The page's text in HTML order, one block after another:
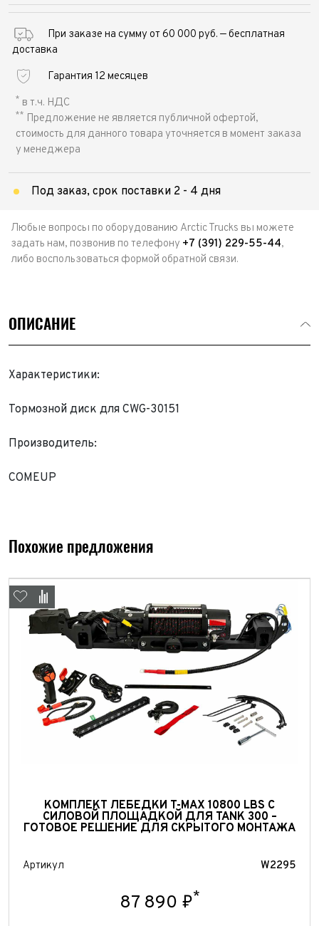
При заказе на сумму от 60 000 руб. — бесплатная
доставка
Гарантия 12 месяцев
* в т.ч. НДС
** Предложение не является публичной офертой,
стоимость для данного товара уточняется в момент заказа
у менеджера
Под заказ, срок поставки 2 - 4 дня
Любые вопросы по оборудованию Arctic Trucks вы можете
задать нам, позвонив по телефону +7 (391) 229-55-44,
либо воспользоваться формой обратной связи.
ОПИСАНИЕ
Характеристики:
Тормозной диск для CWG-30151
Производитель:
COMEUP
Похожие предложения
КОМПЛЕКТ ЛЕБЕДКИ T-MAX 10800 LBS С
СИЛОВОЙ ПЛОЩАДКОЙ ДЛЯ TANK 300 –
ГОТОВОЕ РЕШЕНИЕ ДЛЯ СКРЫТОГО МОНТАЖА
Артикул W2295
87 890 ₽*
Обратная связь
Имя*
Выкуп авто